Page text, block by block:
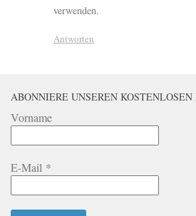
verwenden.
Antworten
ABONNIERE UNSEREN
Vorname
E-Mail *